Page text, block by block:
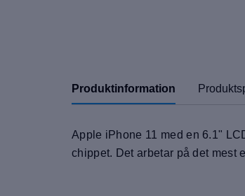
Produktinformation
Apple iPhone 11 med en 6.1"
chippet. Det arbetar på det mest